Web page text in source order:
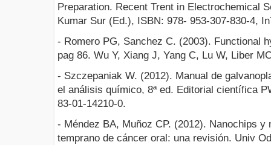
Preparation. Recent Trent in Electrochemical
Kumar Sur (Ed.), ISBN: 978- 953-307-830-4,
- Romero PG, Sanchez C. (2003). Functional
pag 86. Wu Y, Xiang J, Yang C, Lu W, Liber
- Szczepaniak W. (2012). Manual de
el análisis químico, 8ª ed. Editorial científica
83-01-14210-0.
- Méndez BA, Muñoz CP. (2012). Nanochips
temprano de cáncer oral: una revisión. Univ